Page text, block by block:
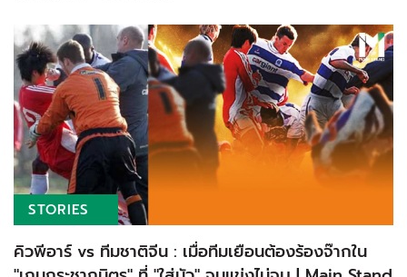
STORIES
คิวพีอาร์ vs ทีมชาติจีน : เมื่อทีมเยือนต้องร้องจ๊ากใน